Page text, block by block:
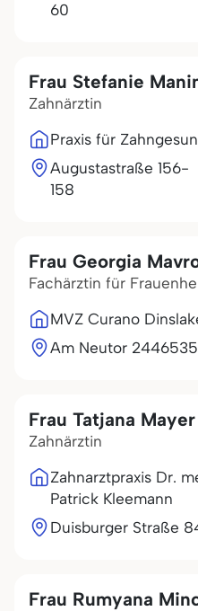
60
Frau Stefanie
Zahnärztin
Praxis für
Augustastraße 156-
158
Frau Georgia
Fachärztin für
MVZ Curano
Am Neutor 2446535
Frau Tatjana Mayer
Zahnärztin
Zahnarztpraxis Dr.
Patrick Kleemann
Duisburger Straße
Frau Rumyana